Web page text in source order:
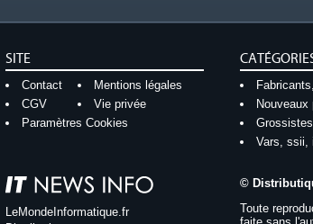
SITE
Contact
Mentions légales
CGV
Vie privée
Paramètres Cookies
Nouveaux
Grossistes
Vars, ssii,
LeMondeInformatique.fr
©
Toute